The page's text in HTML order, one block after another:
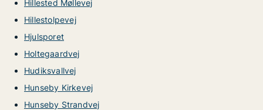
Hillested Møllevej
Hillestolpevej
Hjulsporet
Holtegaardvej
Hudiksvallvej
Hunseby Kirkevej
Hunseby Strandvej